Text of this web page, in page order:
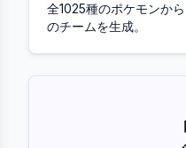
全1025種のポケモンか
のチームを生成。